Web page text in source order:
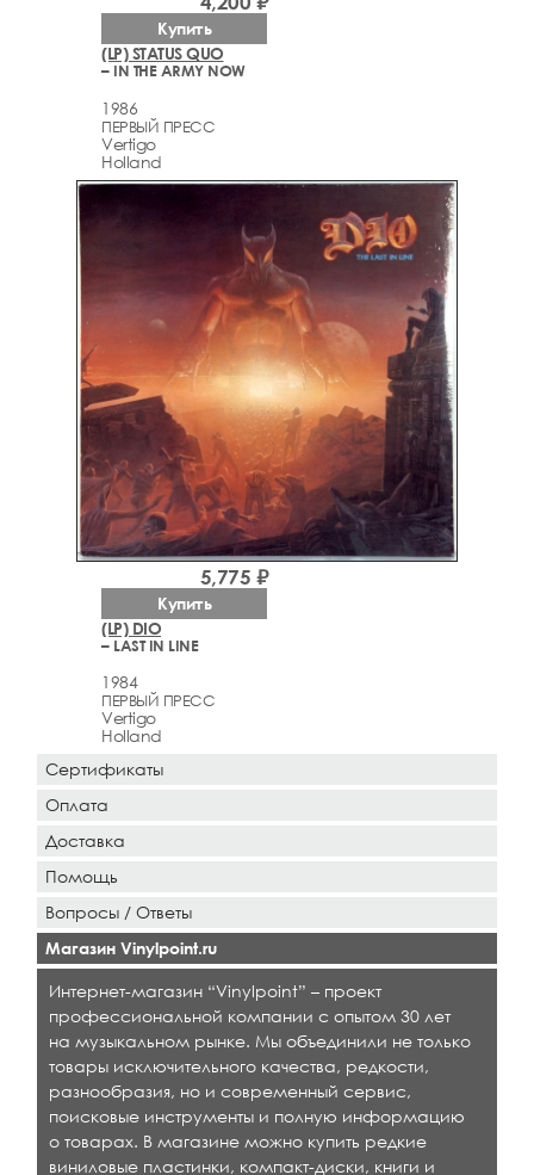
(LP) STATUS QUO
– IN THE ARMY NOW
1986
ПЕРВЫЙ ПРЕСС
Vertigo
Holland
Купить
(LP) DIO
– LAST IN LINE
1984
ПЕРВЫЙ ПРЕСС
Vertigo
Holland
5,775 ₽
Купить
Сертификаты
Оплата
Доставка
Помощь
Вопросы / Ответы
Магазин Vinylpoint.ru
Интернет-магазин “Vinylpoint” – проект
профессиональной компании с опытом 30 лет
на музыкальном рынке. Мы объединили не только
товары исключительного качества, редкости,
разнообразия, но и современный сервис,
поисковые инструменты и полную информацию
о товарах. В магазине можно купить редкие
виниловые пластинки, компакт-диски, книги и